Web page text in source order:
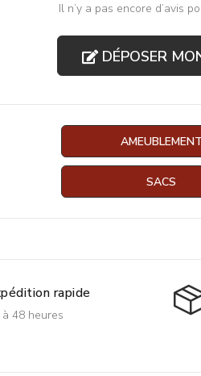
Il n’y a pas encore d’avis
DÉPOSER
AMEUBLEMENT
SACS
rapide
à 48 heures